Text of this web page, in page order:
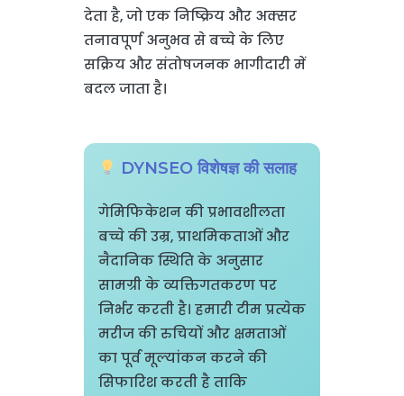
देता है, जो एक निष्क्रिय और अक्सर
तनावपूर्ण अनुभव से बच्चे के लिए
सक्रिय और संतोषजनक भागीदारी में
बदल जाता है।
DYNSEO विशेषज्ञ की सलाह
गेमिफिकेशन की प्रभावशीलता
बच्चे की उम्र, प्राथमिकताओं और
नैदानिक स्थिति के अनुसार
सामग्री के व्यक्तिगतकरण पर
निर्भर करती है। हमारी टीम प्रत्येक
मरीज की रुचियों और क्षमताओं
का पूर्व मूल्यांकन करने की
सिफारिश करती है ताकि